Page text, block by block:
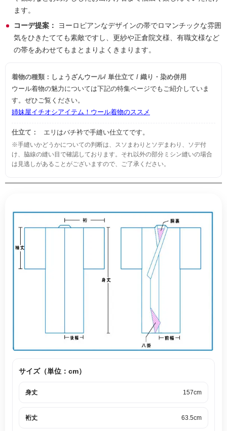
ます。
コーデ提案：
ヨーロピアンなデザインの帯でロマンチックな雰囲
気をひきたてても素敵ですし、更紗や正倉院文様、有職文様など
の帯をあわせてもまとまりよくきまります。
着物の種類：しょうざんウール/ 単仕立て / 織り・染め併用
ウール着物の魅力については下記の特集ページでもご紹介していま
す。ぜひご覧ください。
姉妹屋イチオシアイテム！ウール着物のススメ
仕立て： エリはバチ衿で手縫い仕立てです。
※手縫いかどうかについての判断は、スソまわりとソデまわり、ソデ付
け、脇線の縫い目で確認しております。それ以外の部分ミシン縫いの場合
は見逃しがあることがございますので、ご了承ください。
サイズ（単位：cm）
身丈 157cm
裄丈 63.5cm